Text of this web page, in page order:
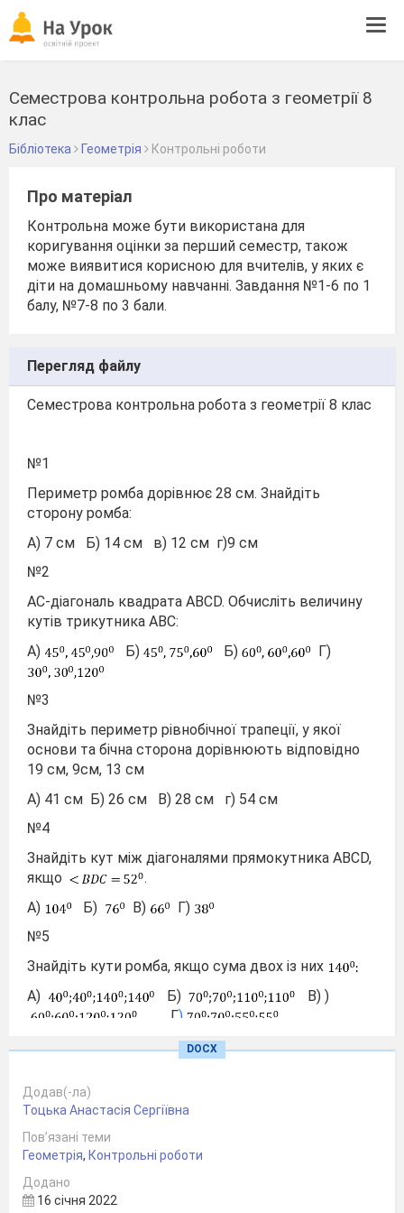
Семестрова контрольна робота з геометрії 8
клас
Бібліотека Геометрія Контрольні роботи
Про матеріал
Контрольна може бути використана для
коригування оцінки за перший семестр, також
може виявитися корисною для вчителів, у яких є
діти на домашньому навчанні. Завдання №1-6 по 1
балу, №7-8 по 3 бали.
Перегляд файлу
Семестрова контрольна робота з геометрії 8 клас
№1
Периметр ромба дорівнює 28 см. Знайдіть
сторону ромба:
А) 7 см Б) 14 см в) 12 см г)9 см
№2
АС-діагональ квадрата ABCD. Обчисліть величину
кутів трикутника АВС:
А)
Б) Б) Г)
№3
Знайдіть периметр рівнобічної трапеції, у якої
основи та бічна сторона дорівнюють відповідно
19 см, 9см, 13 см
А) 41 см Б) 26 см В) 28 см г) 54 см
№4
Знайдіть кут між діагоналями прямокутника АBСD,
якщо
.
А)
Б) В)
Г)
№5
Знайдіть кути ромба, якщо сума двох із них
А)
Б)
В) )
Г)
Знайди периметр трикутника
№7 Середня лінія трапеції 10 см. Знайдіть меншу
основу трапеції, якщо різниця між основами
трапеції дорівнює 4 см.
DOCX
Додав(-ла)
Тоцька Анастасія Сергіївна
Пов’язані теми
Геометрія, Контрольні роботи
Додано
16 січня 2022